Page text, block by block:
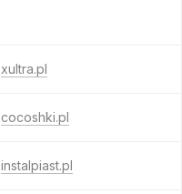
xultra.pl
cocoshki.pl
instalpiast.pl